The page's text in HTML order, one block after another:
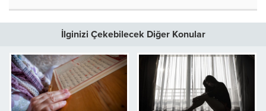
İlginizi Çekebilecek Diğer Konular